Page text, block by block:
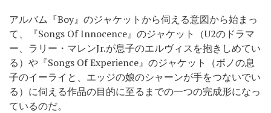
アルバム『Boy』のジャケットから伺える意図から始まっ
て、『Songs Of Innocence』のジャケット（U2のドラマ
ー、ラリー・マレンJr.が息子のエルヴィスを抱きしめてい
る）や『Songs Of Experience』のジャケット（ボノの息
子のイーライと、エッジの娘のシャーンが手をつないでい
る）に伺える作品の目的に至るまでの一つの完成形になっ
ているのだ。